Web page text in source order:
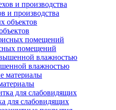
и производства
помещений
влажностью
для слабовидящих